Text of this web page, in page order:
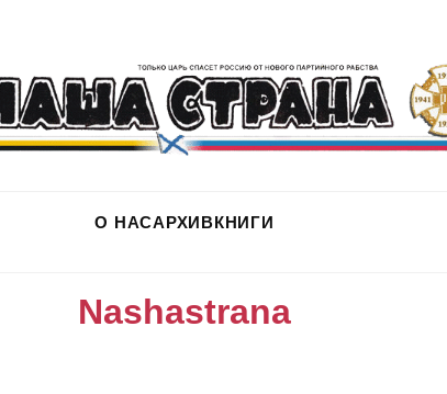
О НАСАРХИВКНИГИ
Nashastrana